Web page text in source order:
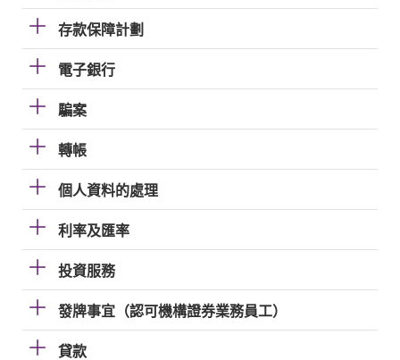
存款保障計劃
電子銀行
騙案
轉帳
個人資料的處理
利率及匯率
投資服務
發牌事宜（認可機構證券業務員工）
貸款